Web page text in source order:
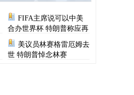
FIFA主席说可以中美
合办世界杯 特朗普称应再
次选择美国办世界杯
美议员林赛格雷厄姆去
世 特朗普悼念林赛